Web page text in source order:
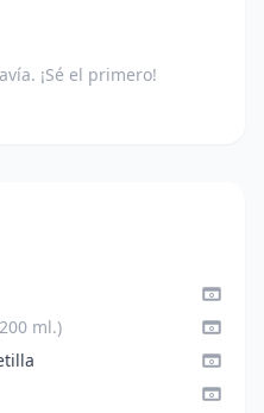
¡Sé el primero!
ml.)